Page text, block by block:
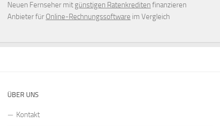
Neuen Fernseher mit günstigen Ratenkrediten finanzieren
Anbieter für Online-Rechnungssoftware im Vergleich
ÜBER UNS
Kontakt